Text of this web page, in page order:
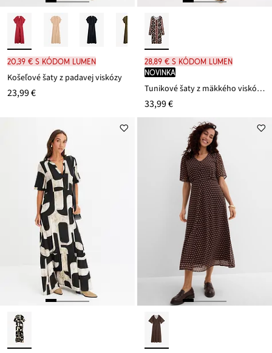
20,39 € s kódom LUMEN
Košeľové šaty z padavej viskózy
23,99 €
28,89 € s kódom LUMEN
novinka
Tunikové šaty z mäkkého viskózového mixu
33,99 €